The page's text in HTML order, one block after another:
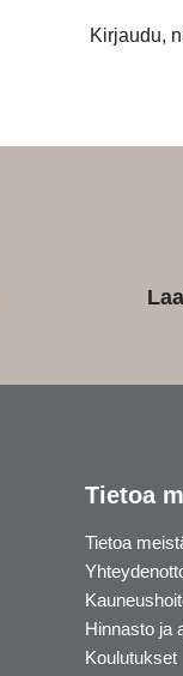
Kirjaudu,
Tietoa
Tietoa
Hinnasto ja
Koulutukset